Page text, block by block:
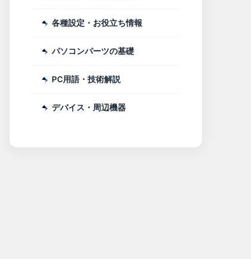
各種設定・お役立ち情報
パソコンパーツの基礎
PC用語・技術解説
デバイス・周辺機器